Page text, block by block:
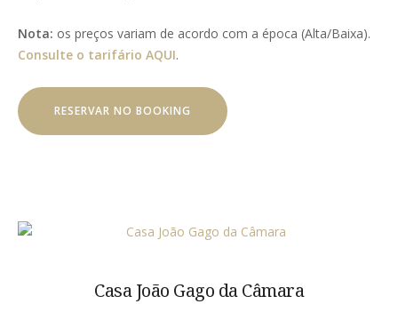
Nota: os preços variam de acordo com a época (Alta/Baixa).
Consulte o tarifário AQUI.
RESERVAR NO BOOKING
Casa João Gago da Câmara